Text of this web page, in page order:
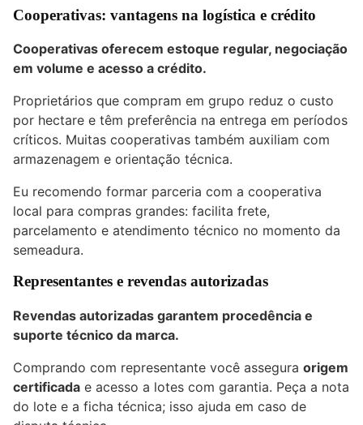
Cooperativas: vantagens na logística e crédito
Cooperativas oferecem estoque regular, negociação
em volume e acesso a crédito.
Proprietários que compram em grupo reduz o custo
por hectare e têm preferência na entrega em períodos
críticos. Muitas cooperativas também auxiliam com
armazenagem e orientação técnica.
Eu recomendo formar parceria com a cooperativa
local para compras grandes: facilita frete,
parcelamento e atendimento técnico no momento da
semeadura.
Representantes e revendas autorizadas
Revendas autorizadas garantem procedência e
suporte técnico da marca.
Comprando com representante você assegura origem
certificada e acesso a lotes com garantia. Peça a nota
do lote e a ficha técnica; isso ajuda em caso de